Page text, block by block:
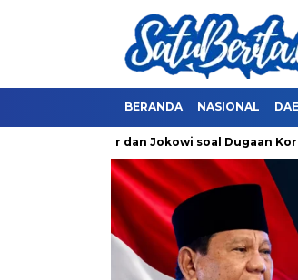
BERANDA NASIONAL
Erick Thohir dan Jokowi soal Dugaan